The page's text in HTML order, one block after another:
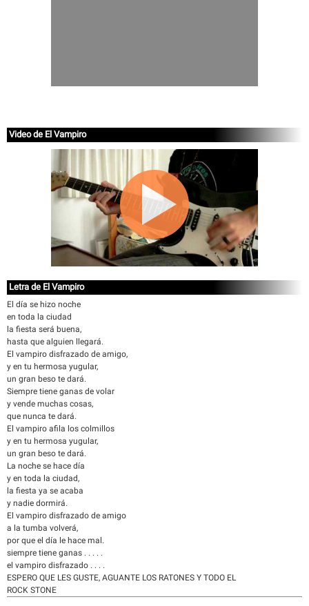
Video de El Vampiro
Letra de El Vampiro
El día se hizo noche
en toda la ciudad
la fiesta será buena,
hasta que alguien llegará.
El vampiro disfrazado de amigo,
y en tu hermosa yugular,
un gran beso te dará.
Siempre tiene ganas de volar
y vende muchas cosas,
que nunca te dará.
El vampiro afila los colmillos
y en tu hermosa yugular,
un gran beso te dará.
La noche se hace día
y en toda la ciudad,
la fiesta ya se acaba
y nadie dormirá.
El vampiro disfrazado de amigo
a la tumba volverá,
por que el día le hace mal.
siempre tiene ganas . . . . .
el vampiro disfrazado . . . .
ESPERO QUE LES GUSTE, AGUANTE LOS RATONES Y TODO EL
ROCK STONE